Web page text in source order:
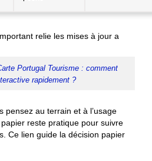
relie les mises à jour a
Portugal Tourisme : comment
rapidement ?
pensez au terrain et à l’usage
reste pratique pour suivre
Ce lien guide la décision papier